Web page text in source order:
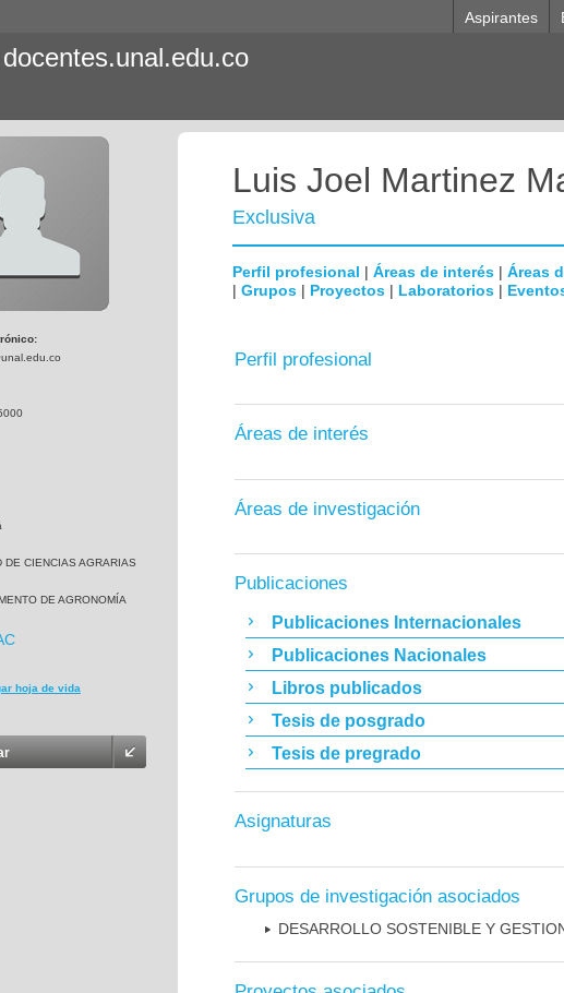
Aspirantes
docentes.unal.edu.co
DE CIENCIAS AGRARIAS
DE AGRONOMÍA
hoja de vida
Luis Joel Martinez
Exclusiva
Perfil profesional | Áreas de interés | Áreas
| Grupos | Proyectos | Laboratorios |
Perfil profesional
Áreas de interés
Áreas de investigación
Publicaciones
Publicaciones Internacionales
Publicaciones Nacionales
Libros publicados
Tesis de posgrado
Tesis de pregrado
Asignaturas
Grupos de investigación asociados
DESARROLLO SOSTENIBLE Y